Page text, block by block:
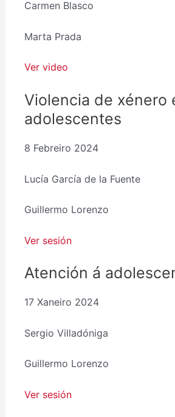
Carmen Blasco
Marta Prada
Ver video
Violencia de xénero
adolescentes
8 Febreiro 2024
Lucía García de la Fuente
Guillermo Lorenzo
Ver sesión
Atención á
17 Xaneiro 2024
Sergio Villadóniga
Guillermo Lorenzo
Ver sesión